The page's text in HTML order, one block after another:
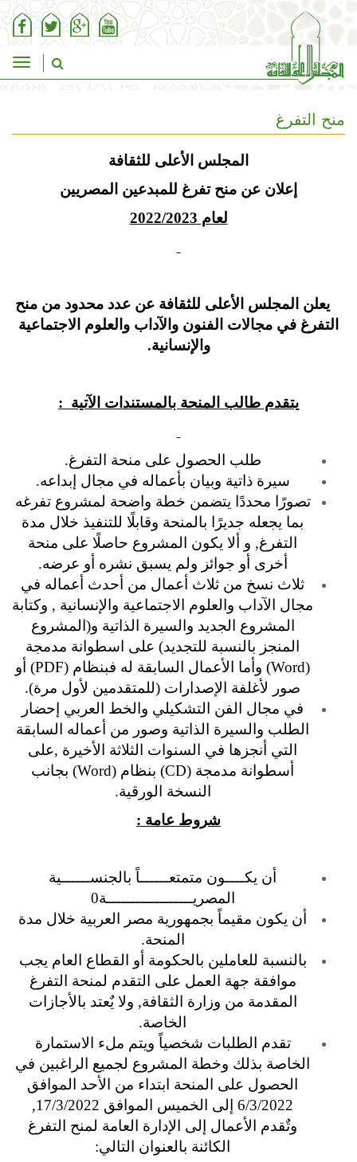
منح التفرغ
المجلس الأعلى للثقافة
إعلان عن منح تفرغ للمبدعين المصريين
لعام 2022/2023
يعلن المجلس الأعلى للثقافة عن عدد محدود من منح
التفرغ في مجالات الفنون والآداب والعلوم الاجتماعية
والإنسانية.
يتقدم طالب المنحة بالمستندات الآتية :
طلب الحصول على منحة التفرغ.
سيرة ذاتية وبيان بأعماله في مجال إبداعه.
تصورًا محددًا يتضمن خطة واضحة لمشروع تفرغه
بما يجعله جديرًا بالمنحة وقابلًا للتنفيذ خلال مدة
التفرغ, و ألا يكون المشروع حاصلًا على منحة
أخرى أو جوائز ولم يسبق نشره أو عرضه.
ثلاث نسخ من ثلاث أعمال من أحدث أعماله في
مجال الآداب والعلوم الاجتماعية والإنسانية , وكتابة
المشروع الجديد والسيرة الذاتية و(المشروع
المنجز بالنسبة للتجديد) على اسطوانة مدمجة
(Word) وأما الأعمال السابقة له فبنظام (PDF) أو
صور لأغلفة الإصدارات (للمتقدمين لأول مرة).
في مجال الفن التشكيلي والخط العربي إحضار
الطلب والسيرة الذاتية وصور من أعماله السابقة
التي أنجزها في السنوات الثلاثة الأخيرة ,على
أسطوانة مدمجة (CD) بنظام (Word) بجانب
النسخة الورقية.
شروط عامة :
أن يكــــون متمتعــــــاً بالجنســــــية
المصريــــــــــــــــــة0
أن يكون مقيماً بجمهورية مصر العربية خلال مدة
المنحة.
بالنسبة للعاملين بالحكومة أو القطاع العام يجب
موافقة جهة العمل على التقدم لمنحة التفرغ
المقدمة من وزارة الثقافة, ولا يٌعتد بالأجازات
الخاصة.
تقدم الطلبات شخصياً ويتم ملء الاستمارة
الخاصة بذلك وخطة المشروع لجميع الراغبين في
الحصول على المنحة ابتداء من الأحد الموافق
6/3/2022 إلى الخميس الموافق 17/3/2022,
وتٌقدم الأعمال إلى الإدارة العامة لمنح التفرغ
الكائنة بالعنوان التالي: